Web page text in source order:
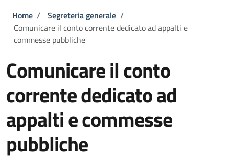
Briciole di pane
Home / Segreteria generale /
Comunicare il conto corrente dedicato ad appalti e
commesse pubbliche
Comunicare il conto
corrente dedicato ad
appalti e commesse
pubbliche